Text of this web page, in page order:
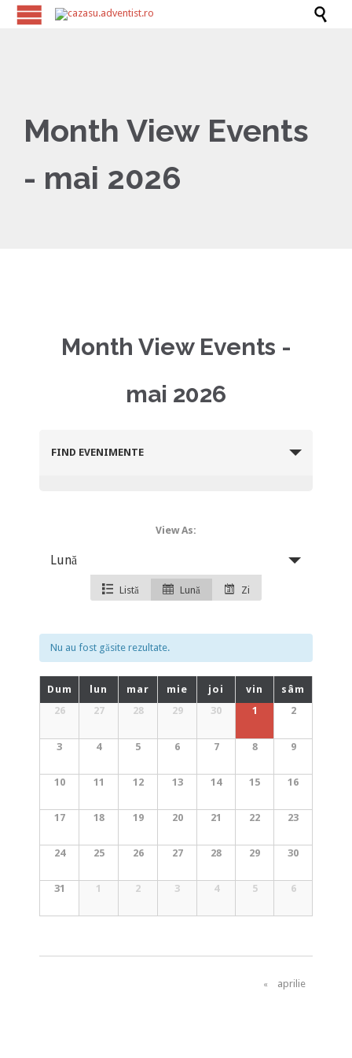

Month View Events
- mai 2026
Month View Events -
mai 2026
FIND EVENIMENTE
V
e
w
N
v
i
n
View As:
Lună
Listă Lună Zi
Nu au fost găsite rezultate.
C
a
l
n
d
r
u
E
Calendarul
Evenimente
Dum lun mar mie joi vin
sâm
26
27 28 29 30 1 2
3 4 5 6 7 8 9
10 11 12 13 14 15 16
17 18 19 20 21 22 23
24 25 26 27 28 29 30
31 1 2 3 4 5 6
« aprilie